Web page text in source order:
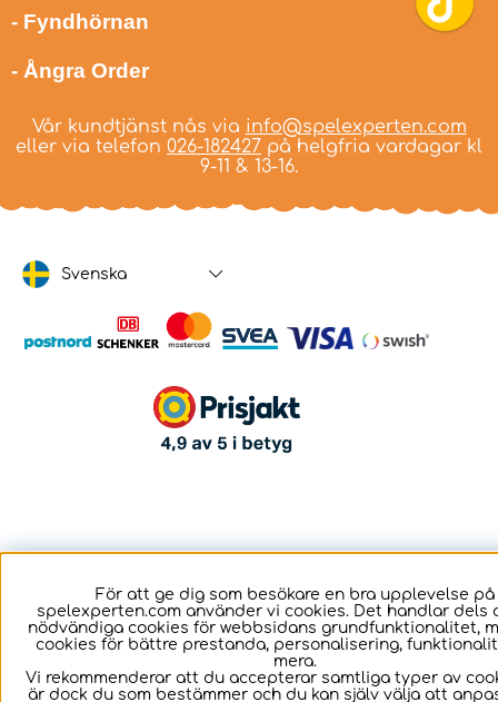
- Fyndhörnan
- Ångra Order
Vår kundtjänst nås via info@spelexperten.com
eller via telefon 026-182427 på helgfria vardagar kl
9-11 & 13-16.
Svenska
För att ge dig som besökare en bra upplevelse på
spelexperten.com använder vi cookies. Det handlar dels
nödvändiga cookies för webbsidans grundfunktionalitet,
cookies för bättre prestanda, personalisering,
mera.
Vi rekommenderar att du accepterar samtliga typer av
är dock du som bestämmer och du kan själv välja att